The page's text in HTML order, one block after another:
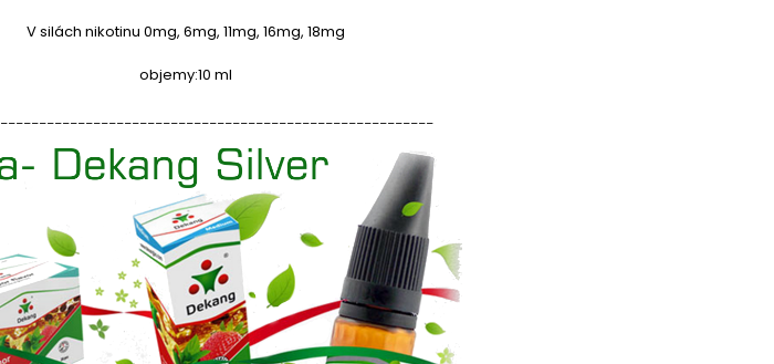
V silách nikotinu 0mg, 6mg, 11mg, 16mg, 18mg
objemy:10 ml